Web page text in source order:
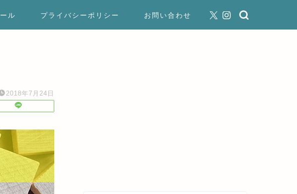
ル プライバシーポリシー お問い合わせ
2018年7月24日